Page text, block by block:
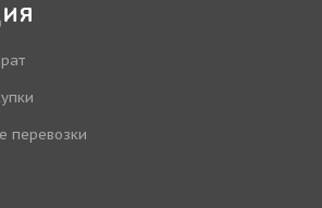
перевозки